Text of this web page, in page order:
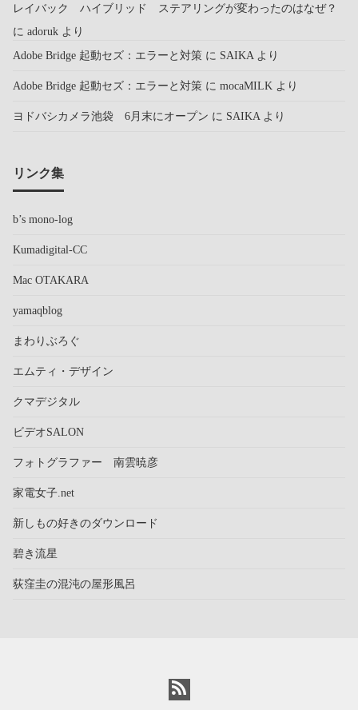
レイバック ハイブリッド ステアリングが変わったのはなぜ？
に adoruk より
Adobe Bridge 起動セズ：エラーと対策 に SAIKA より
Adobe Bridge 起動セズ：エラーと対策 に mocaMILK より
ヨドバシカメラ池袋 6月末にオープン に SAIKA より
リンク集
b’s mono-log
Kumadigital-CC
Mac OTAKARA
yamaqblog
まわりぶろぐ
エムティ・デザイン
クマデジタル
ビデオSALON
フォトグラファー 南雲暁彦
家電女子.net
新しもの好きのダウンロード
碧き流星
荻窪圭の混沌の屋形風呂